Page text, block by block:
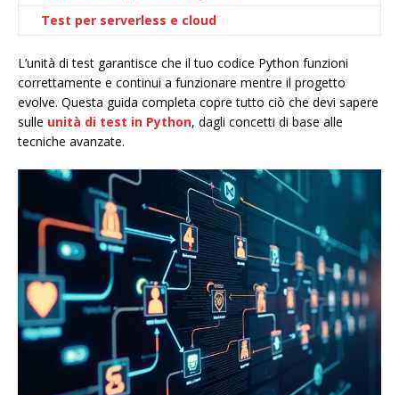
Test per serverless e cloud
L’unità di test garantisce che il tuo codice Python funzioni
correttamente e continui a funzionare mentre il progetto
evolve. Questa guida completa copre tutto ciò che devi sapere
sulle unità di test in Python, dagli concetti di base alle
tecniche avanzate.